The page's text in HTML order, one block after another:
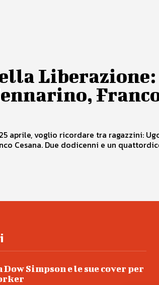
Liberazione:
aprile, voglio ricordare tra ragazzini:
Cesana. Due dodicenni e un
Dow Simpson e le sue cover per